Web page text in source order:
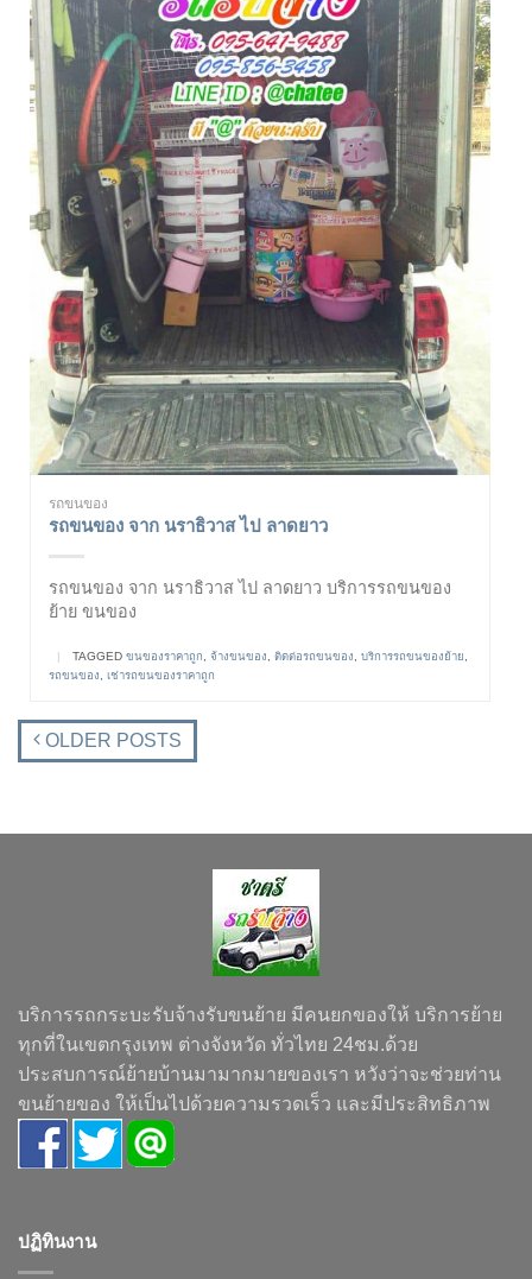
รถขนของ
รถขนของ จาก นราธิวาส ไป ลาดยาว
รถขนของ จาก นราธิวาส ไป ลาดยาว บริการรถขนของ
ย้าย ขนของ
| TAGGED ขนของราคาถูก จ้างขนของ ติดต่อรถขนของ บริการรถขนของย้าย
รถขนของ
เช่ารถขนของราคาถูก
OLDER POSTS
บริการรถกระบะรับจ้างรับขนย้าย มีคนยกของให้ บริการย้าย
ทุกที่ในเขตกรุงเทพ ต่างจังหวัด ทั่วไทย 24ชม.ด้วย
ประสบการณ์ย้ายบ้านมามากมายของเรา หวังว่าจะช่วยท่าน
ขนย้ายของ ให้เป็นไปด้วยความรวดเร็ว และมีประสิทธิภาพ
ปฏิทินงาน